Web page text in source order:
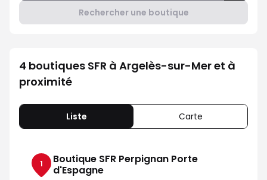
Rechercher une boutique
4 boutiques SFR à Argelès-sur-Mer et à
proximité
Liste Carte
1
Boutique SFR Perpignan Porte
d'Espagne